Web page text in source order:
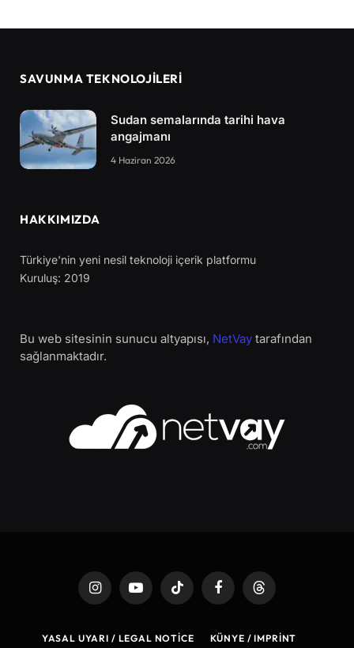
SAVUNMA TEKNOLOJİLERİ
Sudan semalarında tarihi hava
angajmanı
4 Haziran 2026
HAKKIMIZDA
Türkiye'nin yeni nesil teknoloji içerik platformu
Kuruluş: 2019
Bu web sitesinin sunucu altyapısı, NetVay tarafından
sağlanmaktadır.
InstagramYouTubeTikTok FacebookThreads
YASAL UYARI / LEGAL NOTICE KÜNYE / IMPRINT